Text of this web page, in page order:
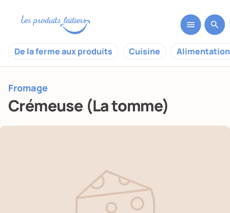
De la ferme aux produits Cuisine
Fromage
Crémeuse (La tomme)